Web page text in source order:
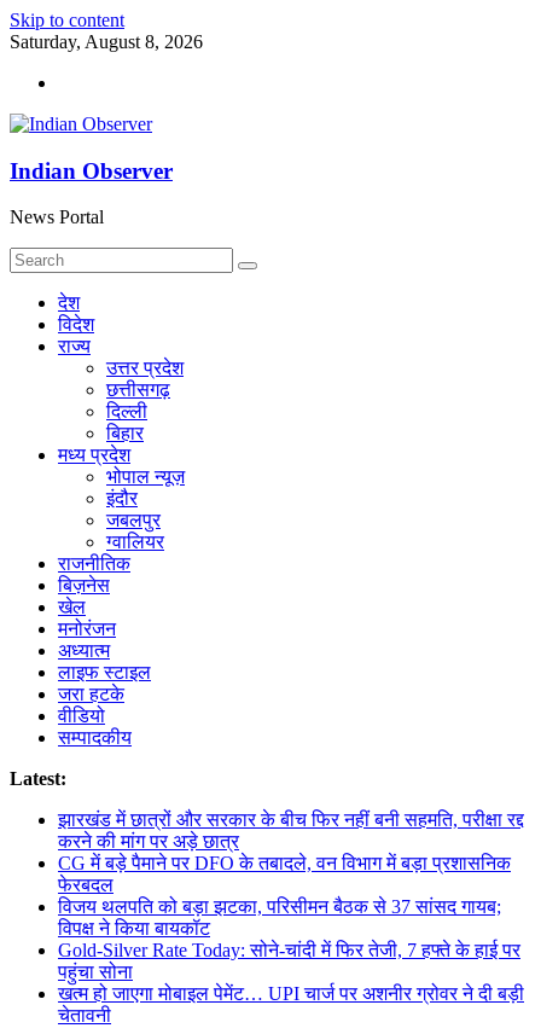
Skip to content
Saturday, August 8, 2026
Indian Observer
News Portal
देश
विदेश
राज्य
उत्तर प्रदेश
छत्तीसगढ़
दिल्ली
बिहार
मध्य प्रदेश
भोपाल न्यूज़
इंदौर
जबलपुर
ग्वालियर
राजनीतिक
बिज़नेस
खेल
मनोरंजन
अध्यात्म
लाइफ स्टाइल
जरा हटके
वीडियो
सम्पादकीय
Latest:
झारखंड में छात्रों और सरकार के बीच फिर नहीं बनी सहमति, परीक्षा रद्द
करने की मांग पर अड़े छात्र
CG में बड़े पैमाने पर DFO के तबादले, वन विभाग में बड़ा प्रशासनिक
फेरबदल
विजय थलपति को बड़ा झटका, परिसीमन बैठक से 37 सांसद गायब;
विपक्ष ने किया बायकॉट
Gold-Silver Rate Today: सोने-चांदी में फिर तेजी, 7 हफ्ते के हाई पर
पहुंचा सोना
खत्म हो जाएगा मोबाइल पेमेंट… UPI चार्ज पर अशनीर ग्रोवर ने दी बड़ी
चेतावनी